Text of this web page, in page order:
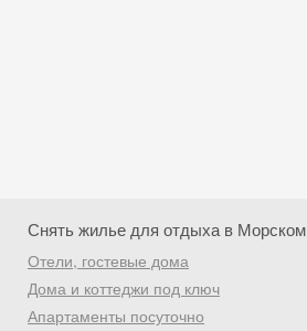
Снять жилье для отдыха в Морском
Отели, гостевые дома
Дома и коттеджи под ключ
Апартаменты посуточно